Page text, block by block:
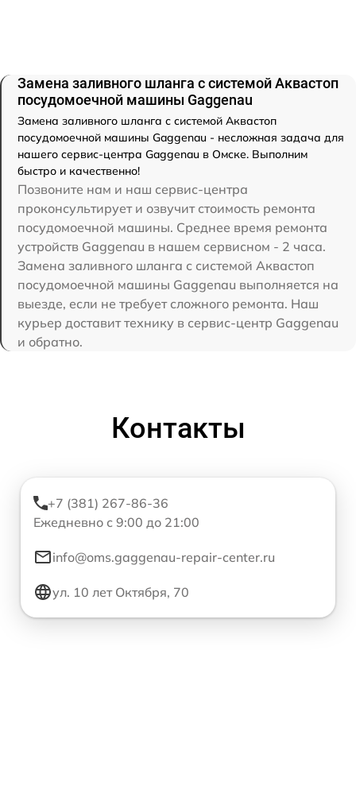
Замена заливного шланга с системой Аквастоп
посудомоечной машины Gaggenau
Замена заливного шланга с системой Аквастоп
посудомоечной машины Gaggenau - несложная задача для
нашего сервис-центра Gaggenau в Омске. Выполним
быстро и качественно!
Позвоните нам и наш сервис-центра
проконсультирует и озвучит стоимость ремонта
посудомоечной машины. Среднее время ремонта
устройств Gaggenau в нашем сервисном - 2 часа.
Замена заливного шланга с системой Аквастоп
посудомоечной машины Gaggenau выполняется на
выезде, если не требует сложного ремонта. Наш
курьер доставит технику в сервис-центр Gaggenau
и обратно.
Контакты
+7 (381) 267-86-36
Ежедневно с 9:00 до 21:00
info@oms.gaggenau-repair-center.ru
ул. 10 лет Октября, 70